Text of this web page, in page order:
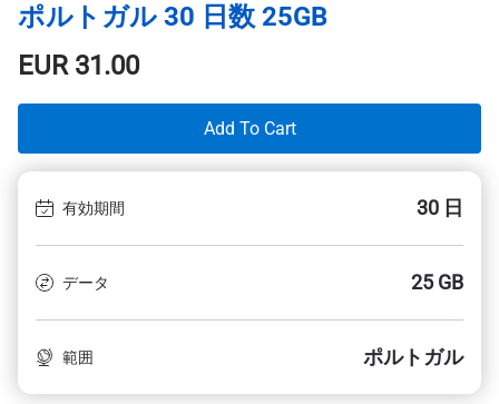
ポルトガル 30 日数 25GB
EUR31.00
Add To Cart
有効期間 30 日
データ 25 GB
範囲 ポルトガル